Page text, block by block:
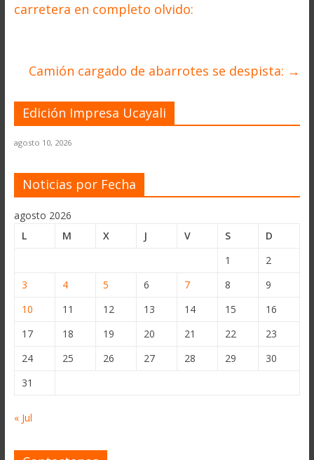
carretera en completo olvido:
Camión cargado de abarrotes se despista: →
Edición Impresa Ucayali
agosto 10, 2026
Noticias por Fecha
agosto 2026
L
M X J V S
D
1
2
3
4 5 6 7 8
9
10
11 12 13 14 15
16
17
18 19 20 21 22
23
24
25 26 27 28 29
30
31
« Jul